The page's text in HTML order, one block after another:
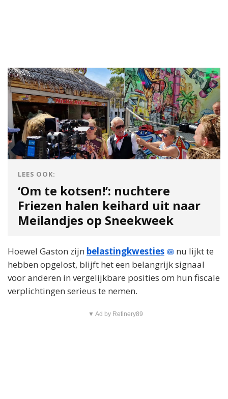
LEES OOK:
‘Om te kotsen!’: nuchtere
Friezen halen keihard uit naar
Meilandjes op Sneekweek
Hoewel Gaston zijn belastingkwesties
nu lijkt te
hebben opgelost, blijft het een belangrijk signaal
voor anderen in vergelijkbare posities om hun fiscale
verplichtingen serieus te nemen.
▼ Ad by Refinery89